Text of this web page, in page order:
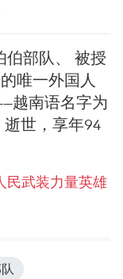
伯部队、 被授
唯一外国人
越南语名字为
世，享年94